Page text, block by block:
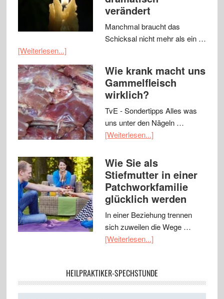
verändert
Manchmal braucht das
Schicksal nicht mehr als ein …
[Weiterlesen...]
Wie krank macht uns
Gammelfleisch
wirklich?
TvE - Sondertipps Alles was
uns unter den Nägeln …
[Weiterlesen...]
Wie Sie als
Stiefmutter in einer
Patchworkfamilie
glücklich werden
In einer Beziehung trennen
sich zuweilen die Wege …
[Weiterlesen...]
HEILPRAKTIKER-SPECHSTUNDE